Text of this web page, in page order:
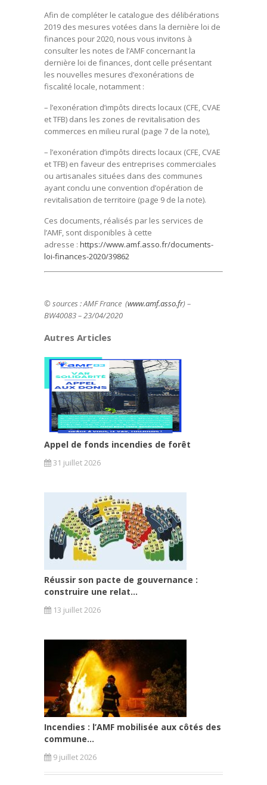
Afin de compléter le catalogue des délibérations
2019 des mesures votées dans la dernière loi de
finances pour 2020, nous vous invitons à
consulter les notes de l’AMF concernant la
dernière loi de finances, dont celle présentant
les nouvelles mesures d’exonérations de
fiscalité locale, notamment :
– l’exonération d’impôts directs locaux (CFE, CVAE
et TFB) dans les zones de revitalisation des
commerces en milieu rural (page 7 de la note),
– l’exonération d’impôts directs locaux (CFE, CVAE
et TFB) en faveur des entreprises commerciales
ou artisanales situées dans des communes
ayant conclu une convention d’opération de
revitalisation de territoire (page 9 de la note).
Ces documents, réalisés par les services de
l’AMF, sont disponibles à cette
adresse : https://www.amf.asso.fr/documents-
loi-finances-2020/39862
© sources : AMF France (www.amf.asso.fr) –
BW40083 – 23/04/2020
Autres Articles
Appel de fonds incendies de forêt
31 juillet 2026
Réussir son pacte de gouvernance :
construire une relat...
13 juillet 2026
Incendies : l’AMF mobilisée aux côtés des
commune...
9 juillet 2026